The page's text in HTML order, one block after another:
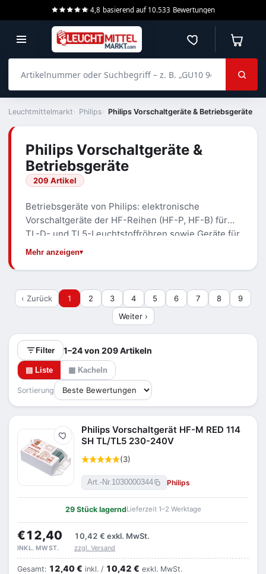
4,8 basierend auf 10.533 Bewertungen
Merkzettel
Leuchtmittelmarkt Philips Philips Vorschaltgeräte & Betriebsgeräte
Philips Vorschaltgeräte &
Betriebsgeräte
209 Artikel
Betriebsgeräte von Philips: elektronische
Vorschaltgeräte der HF-Reihen (HF-P, HF-B) für
TL-D- und TL5-Leuchtstoffröhren sowie Geräte für
Entladungslampen. Auswahl nach Lampentyp,
Mehr anzeigen
‹ Zurück 1 2 3 4 5 6 7 8
9
Weiter ›
Filter 1–24 von 209 Artikeln
▤ Liste ▦ Kacheln
Sortierung
Merken
Philips Vorschaltgerät HF-M RED 114
SH TL/TL5 230-240V
(3)
Art.-Nr.1030000344 Philips
29 Stück lagerndLieferzeit 1–2 Werktage
€12,40 10,42 € exkl. MwSt.
INKL. MWST. zzgl. Versand
Gesamt: 12,40 € inkl. / 10,42 € exkl. MwSt.